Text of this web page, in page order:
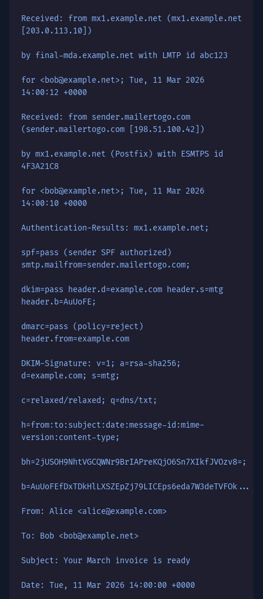
Received: from mx1.example.net (mx1.example.net
[203.0.113.10])
by final-mda.example.net with LMTP id abc123
for <bob@example.net>; Tue, 11 Mar 2026
14:00:12 +0000
Received: from sender.mailertogo.com
(sender.mailertogo.com [198.51.100.42])
by mx1.example.net (Postfix) with ESMTPS id
4F3A21C8
for <bob@example.net>; Tue, 11 Mar 2026
14:00:10 +0000
Authentication-Results: mx1.example.net;
spf=pass (sender SPF authorized)
smtp.mailfrom=sender.mailertogo.com;
dkim=pass header.d=example.com header.s=mtg
header.b=AuUoFE;
dmarc=pass (policy=reject)
header.from=example.com
DKIM-Signature: v=1; a=rsa-sha256;
d=example.com; s=mtg;
c=relaxed/relaxed; q=dns/txt;
h=from:to:subject:date:message-id:mime-
version:content-type;
bh=2jUSOH9NhtVGCQWNr9BrIAPreKQjO6Sn7XIkfJVOzv8=;
b=AuUoFEfDxTDkHlLXSZEpZj79LICEps6eda7W3deTVFOk...
From: Alice <alice@example.com>
To: Bob <bob@example.net>
Subject: Your March invoice is ready
Date: Tue, 11 Mar 2026 14:00:00 +0000